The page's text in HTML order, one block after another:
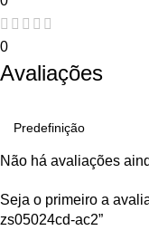
0
Avaliações
Não há avaliações
Seja o primeiro a
zs05024cd-ac2”